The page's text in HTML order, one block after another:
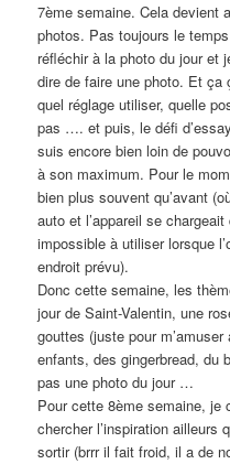
7ème semaine. Cela devient
photos. Pas toujours le
réfléchir à la photo du jour et
dire de faire une photo. Et
quel réglage utiliser, quelle
pas …. et puis, le défi
suis encore bien loin de
à son maximum. Pour le
bien plus souvent qu’avant
auto et l’appareil se
impossible à utiliser lorsque
endroit prévu).
Donc cette semaine, les
jour de Saint-Valentin, une
gouttes (juste pour
enfants, des gingerbread, du
pas une photo du jour …
Pour cette 8ème semaine, je
chercher l’inspiration
sortir (brrr il fait froid, il a de